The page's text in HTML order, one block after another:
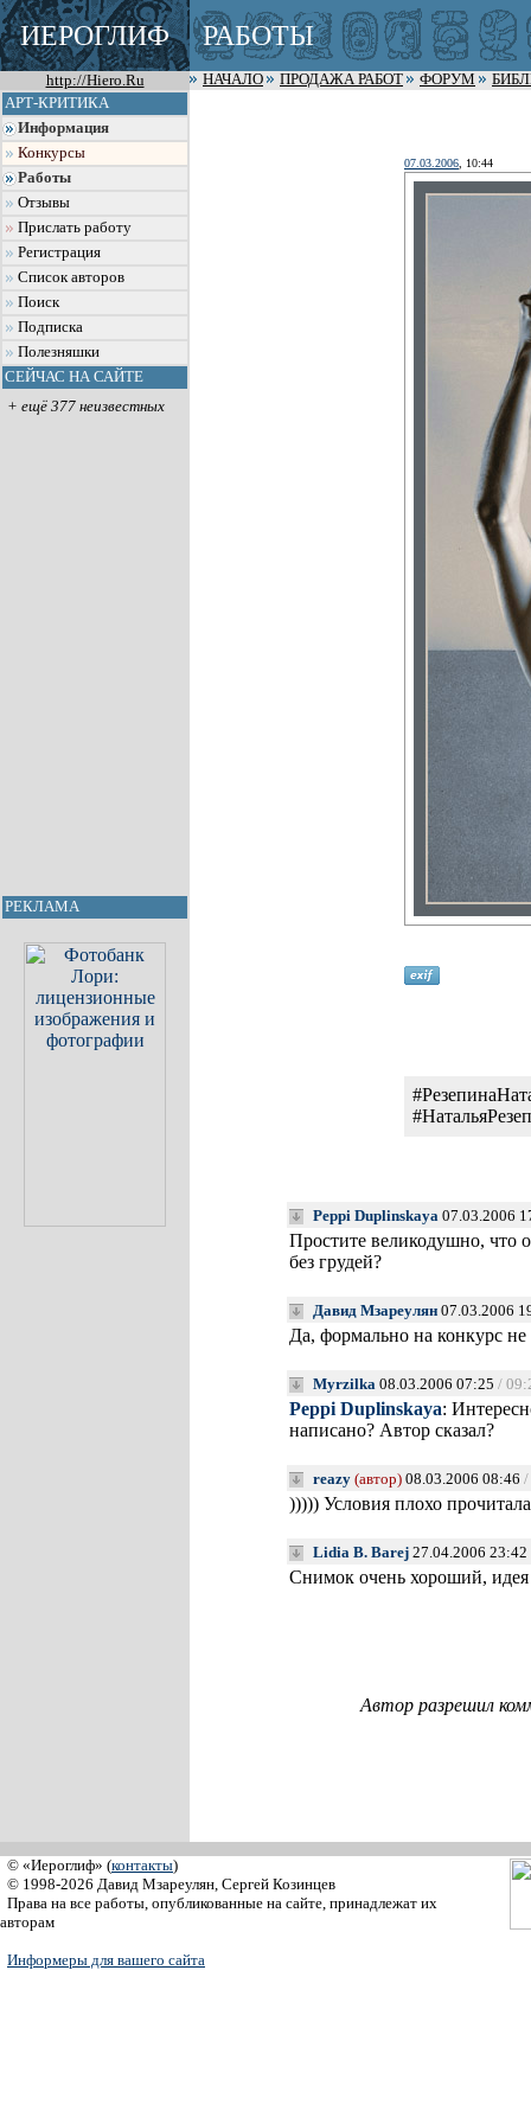
ИЕРОГЛИФ РАБОТЫ
http://Hiero.Ru НАЧАЛО ПРОДАЖА РАБОТ ФОРУМ
АРТ-КРИТИКА
Информация
Конкурсы
Работы
Отзывы
Прислать работу
Регистрация
Список авторов
Поиск
Подписка
Полезняшки
СЕЙЧАС НА САЙТЕ
+ ещё 377 неизвестных
РЕКЛАМА
07.03.2006 , 10:44
Peppi Duplinskaya 07.03.2006
Простите великодушно,
без грудей?
Давид Мзареулян 07.03.2006
Да, формально на конкурс не
Myrzilka 08.03.2006 07:25 /
Peppi Duplinskaya:
написано? Автор сказал?
reazy (автор) 08.03.2006 08:46 /
))))) Условия плохо
Lidia B. Barej 27.04.2006 23:42
Снимок очень хороший,
Автор разрешил
© «Иероглиф» (контакты)
© 1998-2026 Давид Мзареулян, Сергей Козинцев
Права на все работы, опубликованные на сайте, принадлежат их
авторам
Информеры для вашего сайта